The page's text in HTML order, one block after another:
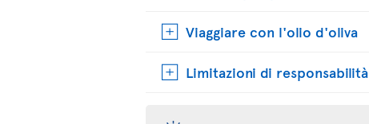
Viaggiare con l'olio d'oliva
Limitazioni di responsabilità